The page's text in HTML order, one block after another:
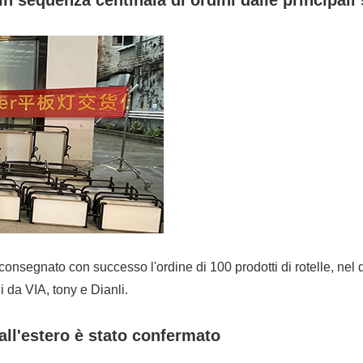
con successo l'ordine di 100 prodotti di rotelle, nel
da VIA, tony e Dianli.
è stato confermato